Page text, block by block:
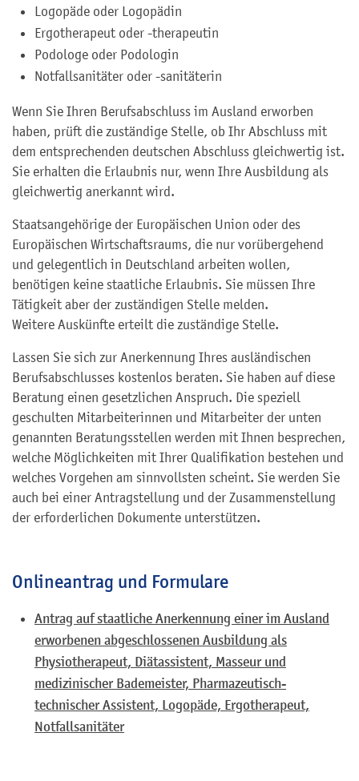
Logopäde oder Logopädin
Ergotherapeut oder -therapeutin
Podologe oder Podologin
Notfallsanitäter oder -sanitäterin
Wenn Sie Ihren Berufsabschluss im Ausland erworben
haben, prüft die zuständige Stelle, ob Ihr Abschluss mit
dem entsprechenden deutschen Abschluss gleichwertig ist.
Sie erhalten die Erlaubnis nur, wenn Ihre Ausbildung als
gleichwertig anerkannt wird.
Staatsangehörige der Europäischen Union oder des
Europäischen Wirtschaftsraums, die nur vorübergehend
und gelegentlich in Deutschland arbeiten wollen,
benötigen keine staatliche Erlaubnis. Sie müssen Ihre
Tätigkeit aber der zuständigen Stelle melden.
Weitere Auskünfte erteilt die zuständige Stelle.
Lassen Sie sich zur Anerkennung Ihres ausländischen
Berufsabschlusses kostenlos beraten. Sie haben auf diese
Beratung einen gesetzlichen Anspruch. Die speziell
geschulten Mitarbeiterinnen und Mitarbeiter der unten
genannten Beratungsstellen werden mit Ihnen besprechen,
welche Möglichkeiten mit Ihrer Qualifikation bestehen und
welches Vorgehen am sinnvollsten scheint. Sie werden Sie
auch bei einer Antragstellung und der Zusammenstellung
der erforderlichen Dokumente unterstützen.
Onlineantrag und Formulare
Antrag auf staatliche Anerkennung einer im Ausland
erworbenen abgeschlossenen Ausbildung als
Physiotherapeut, Diätassistent, Masseur und
medizinischer Bademeister, Pharmazeutisch-
technischer Assistent, Logopäde, Ergotherapeut,
Notfallsanitäter